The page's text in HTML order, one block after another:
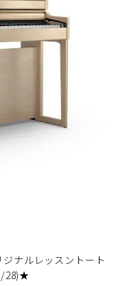
ナルレッスントート
28)★